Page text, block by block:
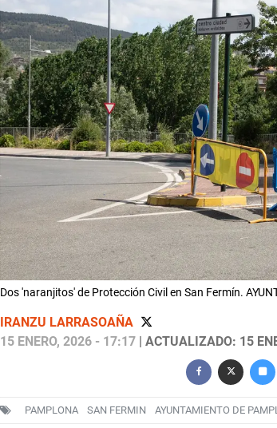
Dos 'naranjitos' de Protección Civil en San Fermín.
IRANZU LARRASOAÑA
15 ENERO, 2026 - 17:17| ACTUALIZADO: 15
PAMPLONA SAN FERMIN AYUNTAMIENTO DE